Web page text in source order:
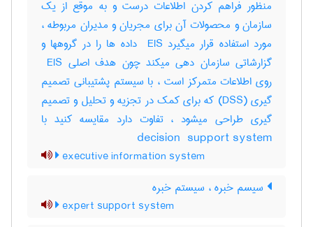
منظور فراهم کردن اطلاعات درست و به موقع از یک
سازمان و محصولات آن برای مجریان و مدیران مربوطه ،
مورد استفاده قرار میگیرد ‎ EIS داده ها را در گروهها و
گزارشاتی سازمان دهی میکند چون هدف اصلی ‎ EIS
روی اطلاعات متمرکز است ، با سیستم پشتیبانی تصمیم
گیری (‎DSS) که برای کمک در تجزیه و تحلیل و تصمیم
گیری طراحی میشود ، تفاوت دارد مقایسه کنید با
‎decision ‎ support system
executive information system
سیسم خبره ، سیستم خبره
expert support system